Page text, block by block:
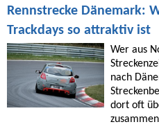
Rennstrecke Dänemark:
Trackdays so attraktiv ist
Wer aus
nach
dort oft